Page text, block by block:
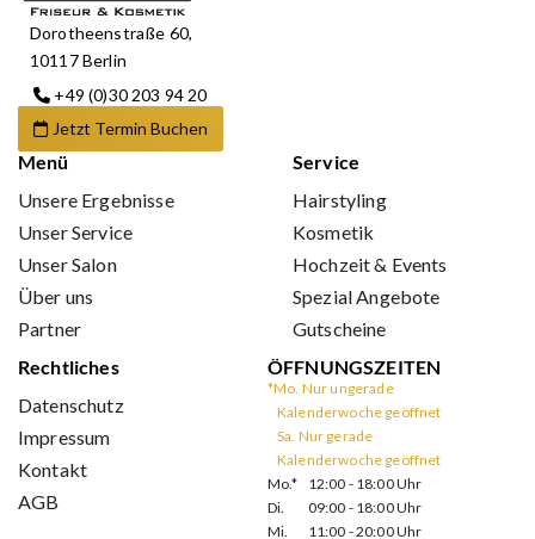
Dorotheenstraße 60,
10117 Berlin
+49 (0)30 203 94 20
Jetzt Termin Buchen
Menü
Unsere Ergebnisse
Unser Service
Unser Salon
Über uns
Partner
Service
Hairstyling
Kosmetik
Hochzeit & Events
Spezial Angebote
Gutscheine
Rechtliches
Datenschutz
Impressum
Kontakt
AGB
ÖFFNUNGSZEITEN
*Mo. Nur ungerade
Kalenderwoche geöffnet
Sa. Nur gerade
Kalenderwoche geöffnet
Mo.*
12:00 - 18:00 Uhr
Di.
09:00 - 18:00 Uhr
Mi.
11:00 - 20:00 Uhr